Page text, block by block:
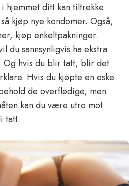
hjemmet ditt kan tiltrekke
kjøp nye kondomer. Også,
kjøp enkeltpakninger.
du sannsynligvis ha ekstra
Og hvis du blir tatt, blir det
Hvis du kjøpte en eske
de overflødige, men
kan du være utro mot
tatt.